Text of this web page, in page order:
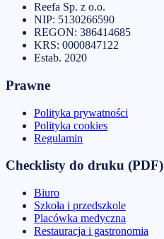
Reefa Sp. z o.o.
NIP: 5130266590
REGON: 386414685
KRS: 0000847122
Estab. 2020
Prawne
Polityka prywatności
Polityka cookies
Regulamin
Checklisty do druku (PDF)
Biuro
Szkoła i przedszkole
Placówka medyczna
Restauracja i gastronomia